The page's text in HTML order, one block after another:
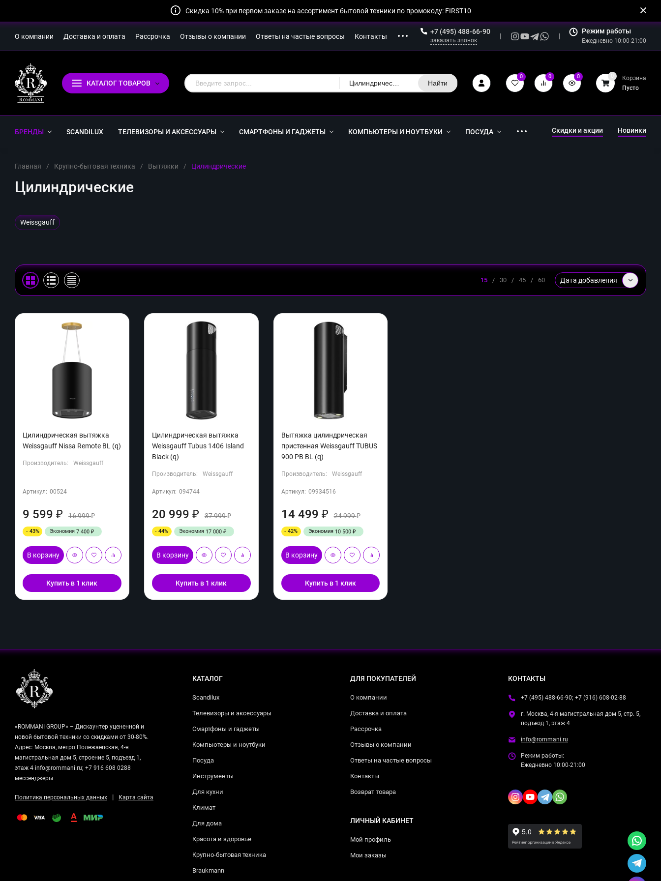
Скидка 10% при первом заказе на ассортимент бытовой техники по промокоду: FIRST10
О компании Доставка и оплата Рассрочка Отзывы о компании Ответы на частые вопросы Контакты
+7 (495) 488-66-90
заказать звонок
Режим работы
Ежедневно 10:00-21:00
КАТАЛОГ ТОВАРОВ Найти
0 0 0 0
Корзина
Пусто
БРЕНДЫ SCANDILUX ТЕЛЕВИЗОРЫ И АКСЕССУАРЫ СМАРТФОНЫ И ГАДЖЕТЫ КОМПЬЮТЕРЫ И НОУТБУКИ ПОСУДА Скидки и акции Новинки
Главная / Крупно-бытовая техника / Вытяжки / Цилиндрические
Цилиндрические
Weissgauff
15 / 30 / 45 / 60 Дата добавления
Цилиндрическая вытяжка
Weissgauff Nissa Remote BL (q)
Производитель: Weissgauff
Артикул: 00524
9 599 ₽ 16 999₽
- 43% Экономия 7 400 ₽
В корзину
Купить в 1 клик
Цилиндрическая вытяжка
Weissgauff Tubus 1406 Island
Black (q)
Производитель: Weissgauff
Артикул: 094744
20 999 ₽ 37 999₽
- 44% Экономия 17 000 ₽
В корзину
Купить в 1 клик
Вытяжка цилиндрическая
пристенная Weissgauff TUBUS
900 PB BL (q)
Производитель: Weissgauff
Артикул: 09934516
14 499 ₽ 24 999₽
- 42% Экономия 10 500 ₽
В корзину
Купить в 1 клик
«ROMMANI GROUP» – Дискаунтер уцененной и
новой бытовой техники со скидками от 30-80%.
Адрес: Москва, метро Полежаевская, 4-я
магистральная дом 5, строение 5, подъезд 1,
этаж 4 info@rommani.ru; +7 916 608 0288
мессенджеры
Политика персональных данных | Карта сайта
КАТАЛОГ
Scandilux
Телевизоры и аксессуары
Смартфоны и гаджеты
Компьютеры и ноутбуки
Посуда
Инструменты
Для кухни
Климат
Для дома
Красота и здоровье
Крупно-бытовая техника
Braukmann
ДЛЯ ПОКУПАТЕЛЕЙ
О компании
Доставка и оплата
Рассрочка
Отзывы о компании
Ответы на частые вопросы
Контакты
Возврат товара
ЛИЧНЫЙ КАБИНЕТ
Мой профиль
Мои заказы
КОНТАКТЫ
+7 (495) 488-66-90; +7 (916) 608-02-88
г. Москва, 4-я магистральная дом 5, стр. 5,
подъезд 1, этаж 4
info@rommani.ru
Режим работы:
Ежедневно 10:00-21:00